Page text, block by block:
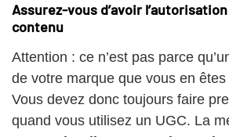
Assurez-vous d’avoir
contenu
Attention : ce n’est pas parce
de votre marque que vous en
Vous devez donc toujours faire
quand vous utilisez un UGC. La